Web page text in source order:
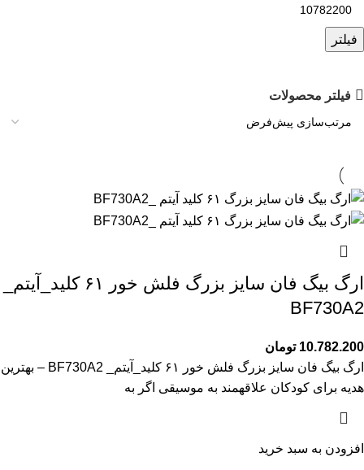
فیلتر
فیلتر محصولات
ارگ بیگ فان سایز بزرگ فلش خور ۶۱ کلید_آیتم_
BF730A2
10.782.200 تومان
ارگ بیگ فان سایز بزرگ فلش خور ۶۱ کلید_آیتم_ BF730A2 – بهترین
هدیه برای کودکان علاقهمند به موسیقی اگر به
افزودن به سبد خرید